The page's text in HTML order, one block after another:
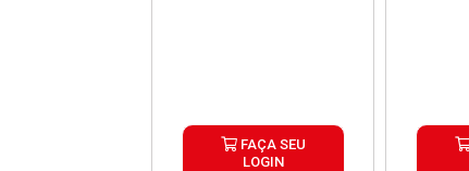
FAÇA SEU
LOGIN